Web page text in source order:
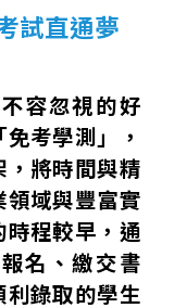
試直通夢
容忽視的好
考學測」，
，將時間與精
領域與豐富實
程較早，通
名、繳交書
錄取的學生